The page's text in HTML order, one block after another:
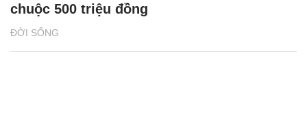
ĐỜI SỐNG
chuộc 500 triệu đồng